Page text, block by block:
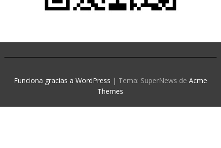
Funciona gracias a WordPress | Tema: SuperNews de Acme
Themes